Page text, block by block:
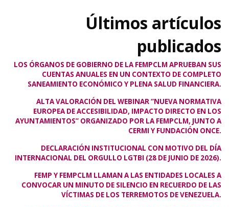
Últimos artículos
publicados
LOS ÓRGANOS DE GOBIERNO DE LA FEMPCLM APRUEBAN SUS
CUENTAS ANUALES EN UN CONTEXTO DE COMPLETO
SANEAMIENTO ECONÓMICO Y PLENA SALUD FINANCIERA.
ALTA VALORACIÓN DEL WEBINAR “NUEVA NORMATIVA
EUROPEA DE ACCESIBILIDAD, IMPACTO DIRECTO EN LOS
AYUNTAMIENTOS” ORGANIZADO POR LA FEMPCLM, JUNTO A
CERMI Y FUNDACIÓN ONCE.
DECLARACIÓN INSTITUCIONAL CON MOTIVO DEL DÍA
INTERNACIONAL DEL ORGULLO LGTBI (28 DE JUNIO DE 2026).
FEMP Y FEMPCLM LLAMAN A LAS ENTIDADES LOCALES A
CONVOCAR UN MINUTO DE SILENCIO EN RECUERDO DE LAS
VÍCTIMAS DE LOS TERREMOTOS DE VENEZUELA.